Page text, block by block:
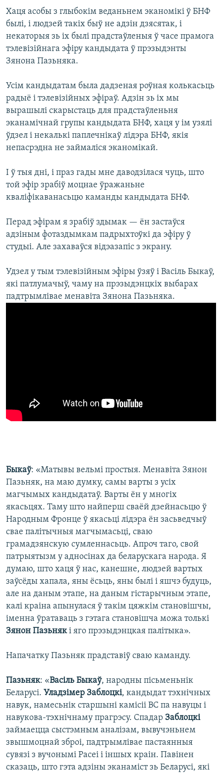
Хаця асобы з глыбокім веданьнем эканомікі ў БНФ
былі, і людзей такіх быў не адзін дзясятак, і
некаторыя зь іх былі прадстаўленыя ў часе прамога
тэлевізійнага эфіру кандыдата ў прэзыдэнты
Зянона Пазьняка.
Усім кандыдатам была дадзеная роўная колькасьць
радыё і тэлевізійных эфіраў. Адзін зь іх мы
вырашылі скарыстаць для прадстаўленьня
эканамічнай групы кандыдата БНФ, хаця у ім узялі
ўдзел і некалькі паплечнікаў лідэра БНФ, якія
непасрэдна не займаліся эканомікай.
І ў тыя дні, і праз гады мне даводзілася чуць, што
той эфір зрабіў моцнае ўражаньне
кваліфікаванасьцю каманды кандыдата БНФ.
Перад эфірам я зрабіў здымак — ён застаўся
адзіным фотаздымкам падрыхтоўкі да эфіру ў
студыі. Але захаваўся відэазапіс з экрану.
Удзел у тым тэлевізійным эфіры ўзяў і Васіль Быкаў,
які патлумачыў, чаму на прэзыдэнцкіх выбарах
падтрымлівае менавіта Зянона Пазьняка.
Быкаў: «Матывы вельмі простыя. Менавіта Зянон
Пазьняк, на маю думку, самы варты з усіх
магчымых кандыдатаў. Варты ён у многіх
якасьцях. Таму што найперш сваёй дзейнасьцю ў
Народным Фронце ў якасьці лідэра ён засьведчыў
свае палітычныя магчымасьці, сваю
грамадзянскую сумленнасьць. Апроч таго, свой
патрыятызм у адносінах да беларускага народа. Я
думаю, што хаця ў нас, канешне, людзей вартых
заўсёды хапала, яны ёсьць, яны былі і яшчэ будуць,
але на даным этапе, на даным гістарычным этапе,
калі краіна апынулася ў такім цяжкім становішчы,
іменна ўратаваць з гэтага становішча можа толькі
Зянон Пазьнякі яго прэзыдэнцкая палітыка».
Напачатку Пазьняк прадставіў сваю каманду.
Пазьняк: «Васіль Быкаў, народны пісьменьнік
Беларусі. Уладзімер Заблоцкі, кандыдат тэхнічных
навук, намесьнік старшыні камісіі ВС па навуцы і
навукова-тэхнічнаму прагрэсу. Спадар Заблоцкі
займаецца сыстэмным аналізам, вывучэньнем
звышмоцнай зброі, падтрымлівае пастаянныя
сувязі з вучонымі Расеі і іншых краін. Павінен
сказаць, што гэта адзіны эканаміст зь Беларусі, які